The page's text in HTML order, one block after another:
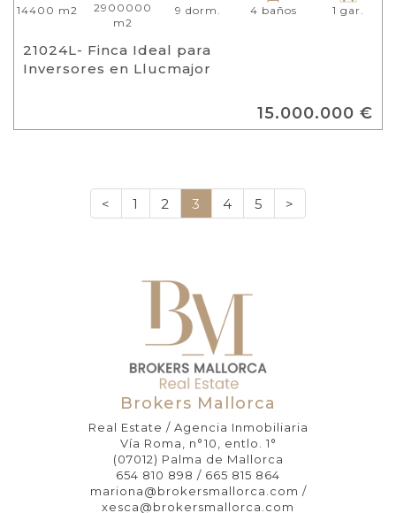
14400 m2
2900000
m2
9 dorm. 4 baños 1 gar.
21024L- Finca Ideal para
Inversores en Llucmajor
15.000.000 €
< 1 2 3 4 5 >
Brokers Mallorca
Real Estate / Agencia Inmobiliaria
Vía Roma, n°10, entlo. 1°
(07012) Palma de Mallorca
654 810 898 / 665 815 864
mariona@brokersmallorca.com /
xesca@brokersmallorca.com